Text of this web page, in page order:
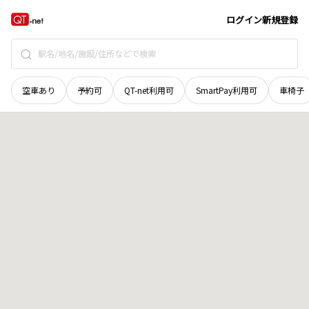
ログイン新規登録
空車あり 予約可 QT-net利用可 SmartPay利用可 車椅子
宮城県